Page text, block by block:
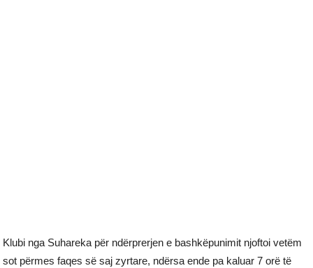
Klubi nga Suhareka për ndërprerjen e bashkëpunimit njoftoi vetëm
sot përmes faqes së saj zyrtare, ndërsa ende pa kaluar 7 orë të